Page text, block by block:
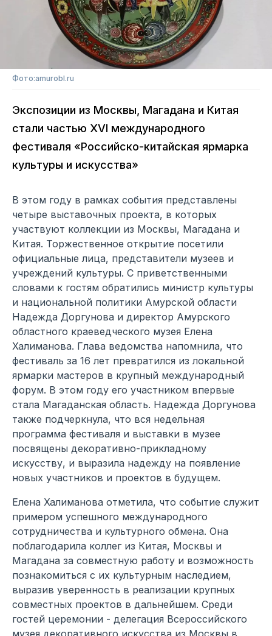
Фото:amurobl.ru
Экспозиции из Москвы, Магадана и Китая
стали частью XVI международного
фестиваля «Российско-китайская ярмарка
культуры и искусства»
В этом году в рамках события представлены
четыре выставочных проекта, в которых
участвуют коллекции из Москвы, Магадана и
Китая. Торжественное открытие посетили
официальные лица, представители музеев и
учреждений культуры. С приветственными
словами к гостям обратились министр культуры
и национальной политики Амурской области
Надежда Доргунова и директор Амурского
областного краеведческого музея Елена
Халиманова. Глава ведомства напомнила, что
фестиваль за 16 лет превратился из локальной
ярмарки мастеров в крупный международный
форум. В этом году его участником впервые
стала Магаданская область. Надежда Доргунова
также подчеркнула, что вся недельная
программа фестиваля и выставки в музее
посвящены декоративно-прикладному
искусству, и выразила надежду на появление
новых участников и проектов в будущем.
Елена Халиманова отметила, что событие служит
примером успешного международного
сотрудничества и культурного обмена. Она
поблагодарила коллег из Китая, Москвы и
Магадана за совместную работу и возможность
познакомиться с их культурным наследием,
выразив уверенность в реализации крупных
совместных проектов в дальнейшем. Среди
гостей церемонии - делегация Всероссийского
музея декоративного искусства из Москвы в